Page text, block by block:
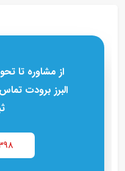
از مشاوره تا
البرز برودت